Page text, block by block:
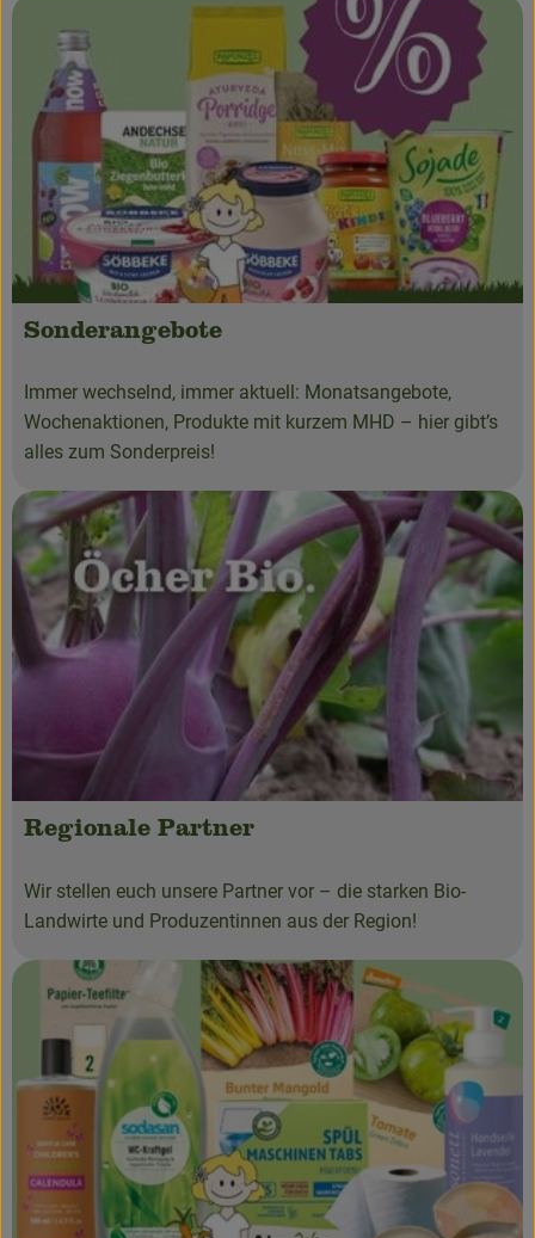
Sonderangebote
Immer wechselnd, immer aktuell: Monatsangebote,
Wochenaktionen, Produkte mit kurzem MHD – hier gibt’s
alles zum Sonderpreis!
Regionale Partner
Wir stellen euch unsere Partner vor – die starken Bio-
Landwirte und Produzentinnen aus der Region!